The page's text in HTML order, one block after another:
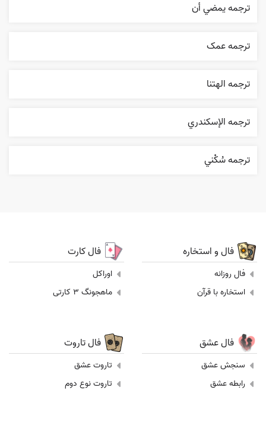
ترجمه يمضي أن
ترجمه عمک
ترجمه الهتنا
ترجمه الإسکندري
ترجمه سُکْني
فال و استخاره
فال روزانه
استخاره با قرآن
فال کارت
اوراکل
ماهجونگ 3 کارتی
فال عشق
سنجش عشق
رابطه عشق
فال تاروت
تاروت عشق
تاروت نوع دوم